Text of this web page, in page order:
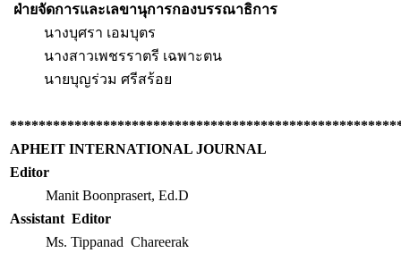
ฝ่ายจัดการและเลขานุการกองบรรณาธิการ
นางบุศรา เอมบุตร
นางสาวเพชรราตรี เฉพาะตน
นายบุญร่วม ศรีสร้อย
APHEIT INTERNATIONAL JOURNAL
Editor
Manit Boonprasert, Ed.D
Assistant Editor
Ms. Tippanad Chareerak